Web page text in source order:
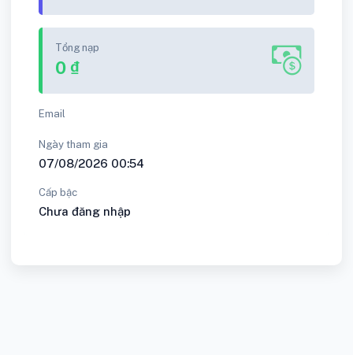
Tổng nạp
0 ₫
Email
Ngày tham gia
07/08/2026 00:54
Cấp bậc
Chưa đăng nhập